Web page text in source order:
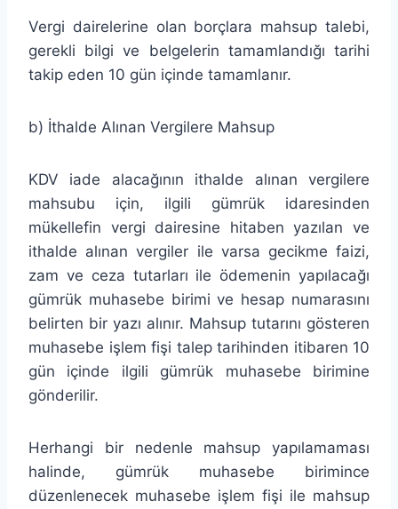
Vergi dairelerine olan borçlara mahsup talebi,
gerekli bilgi ve belgelerin tamamlandığı tarihi
takip eden 10 gün içinde tamamlanır.
b) İthalde Alınan Vergilere Mahsup
KDV iade alacağının ithalde alınan vergilere
mahsubu için, ilgili gümrük idaresinden
mükellefin vergi dairesine hitaben yazılan ve
ithalde alınan vergiler ile varsa gecikme faizi,
zam ve ceza tutarları ile ödemenin yapılacağı
gümrük muhasebe birimi ve hesap numarasını
belirten bir yazı alınır. Mahsup tutarını gösteren
muhasebe işlem fişi talep tarihinden itibaren 10
gün içinde ilgili gümrük muhasebe birimine
gönderilir.
Herhangi bir nedenle mahsup yapılamaması
halinde, gümrük muhasebe birimince
düzenlenecek muhasebe işlem fişi ile mahsup